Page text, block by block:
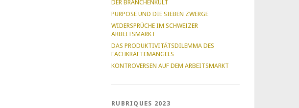
DER BRANCHENKULT
PURPOSE UND DIE SIEBEN ZWERGE
WIDERSPRÜCHE IM SCHWEIZER
ARBEITSMARKT
DAS PRODUKTIVITÄTSDILEMMA DES
FACHKRÄFTEMANGELS
KONTROVERSEN AUF DEM ARBEITSMARKT
RUBRIQUES 2023